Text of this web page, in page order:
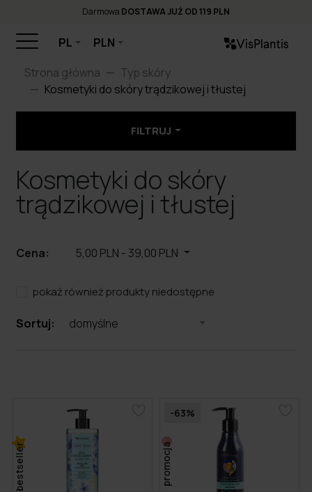
Darmowa DOSTAWA JUŻ OD 119 PLN
PL
PLN
Strona główna
Typ skóry
Kosmetyki do skóry trądzikowej i tłustej
FILTRUJ
Kosmetyki do skóry
trądzikowej i tłustej
Cena: 5,00 PLN - 39,00 PLN
pokaż również produkty niedostępne
Sortuj: domyślne
bestseller
-63%
promocja